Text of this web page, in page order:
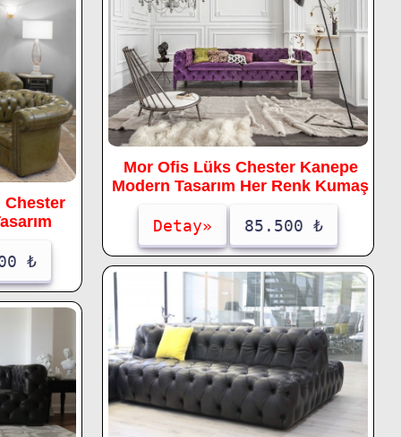
Chester
₺
Mor Ofis Lüks Chester Kanepe
Modern Tasarım Her Renk Kumaş
Detay» 85.500 ₺